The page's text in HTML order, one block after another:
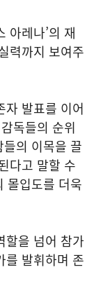
아레나’의 재
력까지 보여주
자 발표를 이어
독들의 순위
의 이목을 끌
다고 말할 수
몰입도를 더욱
할을 넘어 참가
를 발휘하며 존